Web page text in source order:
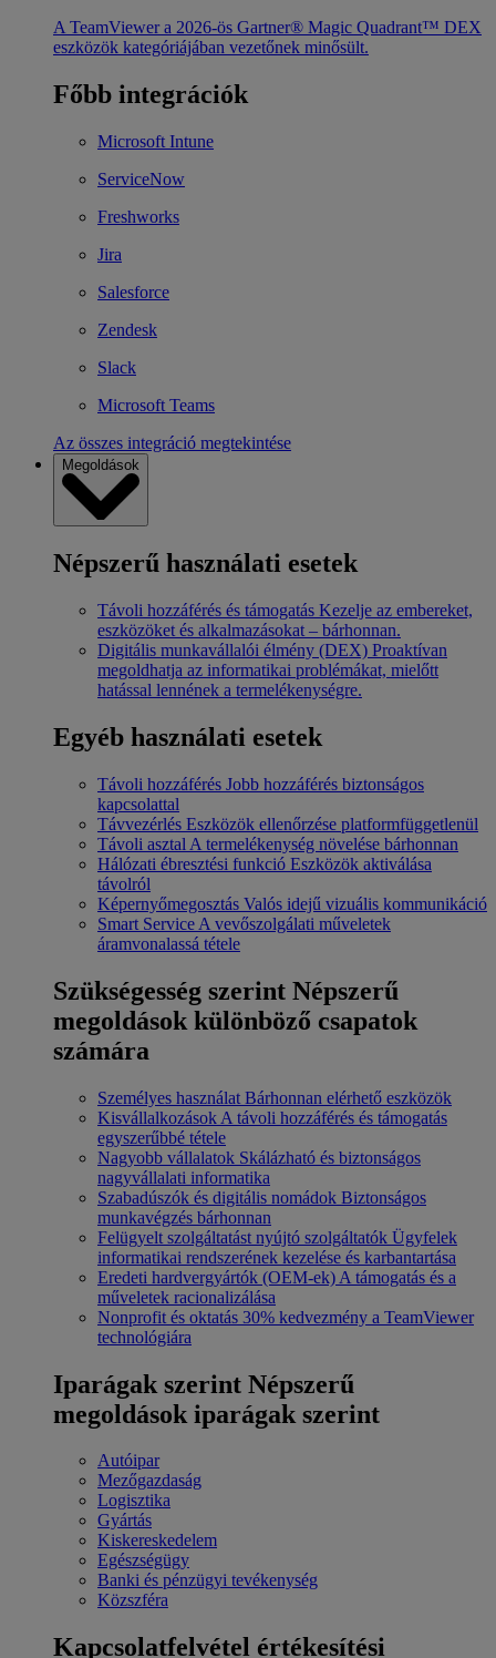
A TeamViewer a 2026-ös Gartner® Magic Quadrant™ DEX
eszközök kategóriájában vezetőnek minősült.
Főbb integrációk
Microsoft Intune
ServiceNow
Freshworks
Jira
Salesforce
Zendesk
Slack
Microsoft Teams
Az összes integráció megtekintése
Megoldások
Népszerű használati esetek
Távoli hozzáférés és támogatás Kezelje az embereket,
eszközöket és alkalmazásokat – bárhonnan.
Digitális munkavállalói élmény (DEX) Proaktívan
megoldhatja az informatikai problémákat, mielőtt
hatással lennének a termelékenységre.
Egyéb használati esetek
Távoli hozzáférés Jobb hozzáférés biztonságos
kapcsolattal
Távvezérlés Eszközök ellenőrzése platformfüggetlenül
Távoli asztal A termelékenység növelése bárhonnan
Hálózati ébresztési funkció Eszközök aktiválása
távolról
Képernyőmegosztás Valós idejű vizuális kommunikáció
Smart Service A vevőszolgálati műveletek
áramvonalassá tétele
Szükségesség szerint Népszerű
megoldások különböző csapatok
számára
Személyes használat Bárhonnan elérhető eszközök
Kisvállalkozások A távoli hozzáférés és támogatás
egyszerűbbé tétele
Nagyobb vállalatok Skálázható és biztonságos
nagyvállalati informatika
Szabadúszók és digitális nomádok Biztonságos
munkavégzés bárhonnan
Felügyelt szolgáltatást nyújtó szolgáltatók Ügyfelek
informatikai rendszerének kezelése és karbantartása
Eredeti hardvergyártók (OEM-ek) A támogatás és a
műveletek racionalizálása
Nonprofit és oktatás 30% kedvezmény a TeamViewer
technológiára
Iparágak szerint Népszerű
megoldások iparágak szerint
Autóipar
Mezőgazdaság
Logisztika
Gyártás
Kiskereskedelem
Egészségügy
Banki és pénzügyi tevékenység
Közszféra
Kapcsolatfelvétel értékesítési